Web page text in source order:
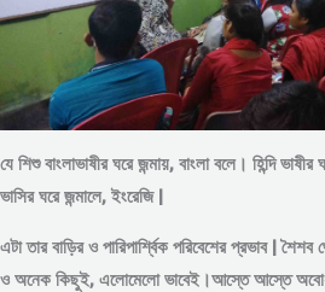
যে শিশু বাংলাভাষীর ঘরে জন্মায়, বাংলা বলে। হিন্দি
ভাসির ঘরে জন্মালে, ইংরেজি |
এটা তার বাড়ির ও পারিপার্শ্বিক পরিবেশের প্রভাব |
ও অনেক কিছুই, এলোমেলো ভাবেই।আস্তে আস্তে অবোধ